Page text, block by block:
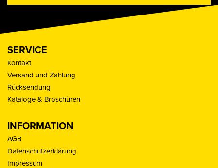
SERVICE
Kontakt
Versand und Zahlung
Rücksendung
Kataloge & Broschüren
INFORMATION
AGB
Datenschutzerklärung
Impressum